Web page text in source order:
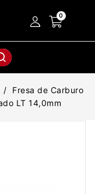
Fresa de Carburo
LT 14,0mm